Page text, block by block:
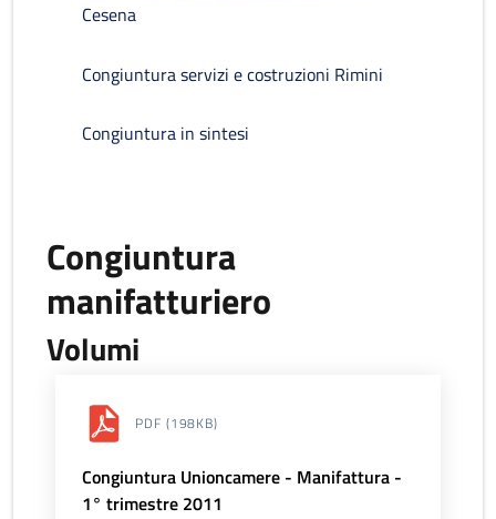
Cesena
Congiuntura servizi e costruzioni Rimini
Congiuntura in sintesi
Congiuntura
manifatturiero
Volumi
PDF (198KB)
Congiuntura Unioncamere - Manifattura -
1° trimestre 2011